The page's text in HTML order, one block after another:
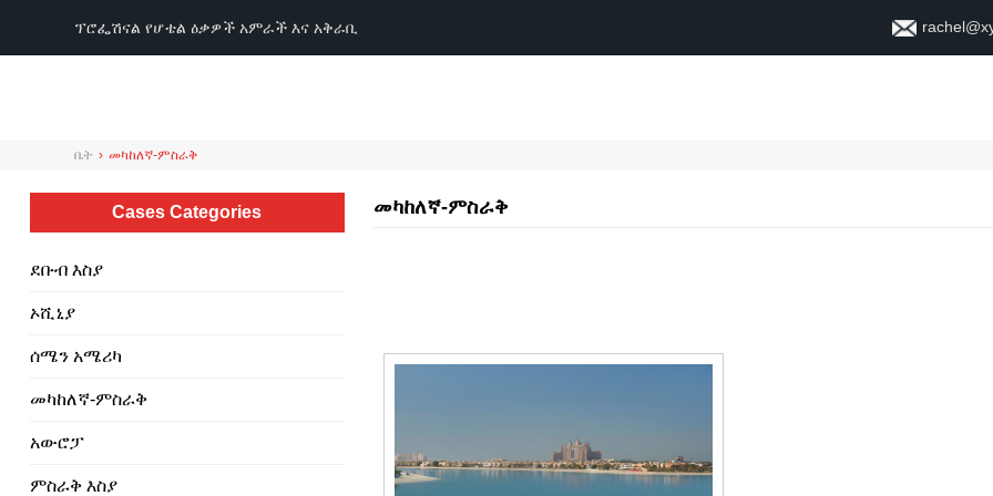
ፕሮፌሽናል የሆቴል ዕቃዎች አምራች እና አቅራቢ
ቤት › መካከለኛ-ምስራቅ
Cases Categories
ደቡብ እስያ
ኦሺኒያ
ሰሜን አሜሪካ
መካከለኛ-ምስራቅ
አውሮፓ
ምስራቅ እስያ
መካከለኛ-ምስራቅ